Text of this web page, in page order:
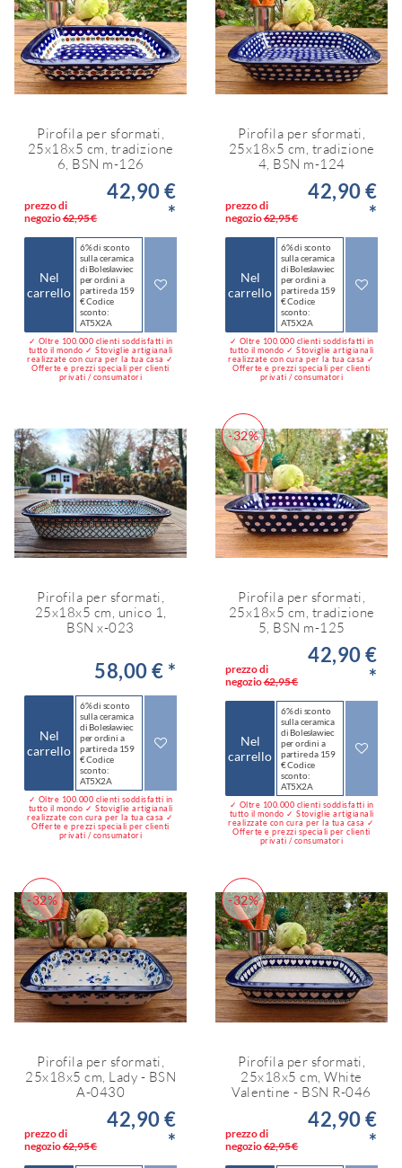
Pirofila per sformati,
25x18x5 cm, tradizione
6, BSN m-126
prezzo di
negozio62,95 €
42,90 €
*
Nel
carrello
6% di sconto
sulla ceramica
di Bolesławiec
per ordini a
partire da 159
€ Codice
sconto:
AT5X2A
✓ Oltre 100.000 clienti soddisfatti in
tutto il mondo ✓ Stoviglie artigianali
realizzate con cura per la tua casa ✓
Offerte e prezzi speciali per clienti
privati / consumatori
Pirofila per sformati,
25x18x5 cm, tradizione
4, BSN m-124
prezzo di
negozio62,95 €
42,90 €
*
Nel
carrello
6% di sconto
sulla ceramica
di Bolesławiec
per ordini a
partire da 159
€ Codice
sconto:
AT5X2A
✓ Oltre 100.000 clienti soddisfatti in
tutto il mondo ✓ Stoviglie artigianali
realizzate con cura per la tua casa ✓
Offerte e prezzi speciali per clienti
privati / consumatori
Pirofila per sformati,
25x18x5 cm, unico 1,
BSN x-023
58,00 € *
Nel
carrello
6% di sconto
sulla ceramica
di Bolesławiec
per ordini a
partire da 159
€ Codice
sconto:
AT5X2A
✓ Oltre 100.000 clienti soddisfatti in
tutto il mondo ✓ Stoviglie artigianali
realizzate con cura per la tua casa ✓
Offerte e prezzi speciali per clienti
privati / consumatori
-32%
Pirofila per sformati,
25x18x5 cm, tradizione
5, BSN m-125
prezzo di
negozio62,95 €
42,90 €
*
Nel
carrello
6% di sconto
sulla ceramica
di Bolesławiec
per ordini a
partire da 159
€ Codice
sconto:
AT5X2A
✓ Oltre 100.000 clienti soddisfatti in
tutto il mondo ✓ Stoviglie artigianali
realizzate con cura per la tua casa ✓
Offerte e prezzi speciali per clienti
privati / consumatori
-32%
Pirofila per sformati,
25x18x5 cm, Lady - BSN
A-0430
prezzo di
negozio62,95 €
42,90 €
*
-32%
Pirofila per sformati,
25x18x5 cm, White
Valentine - BSN R-046
prezzo di
negozio62,95 €
42,90 €
*